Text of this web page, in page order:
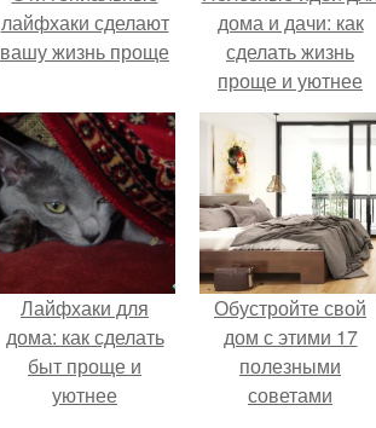
лайфхаки сделают
вашу жизнь проще
дома и дачи: как
сделать жизнь
проще и уютнее
Лайфхаки для
дома: как сделать
быт проще и
уютнее
Обустройте свой
дом с этими 17
полезными
советами